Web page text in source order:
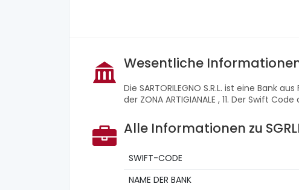
Wesentliche Informationen
Die SARTORILEGNO S.R.L. ist eine Bank
der ZONA ARTIGIANALE , 11. Der Swift
Alle Informationen zu
SWIFT-CODE
NAME DER BANK